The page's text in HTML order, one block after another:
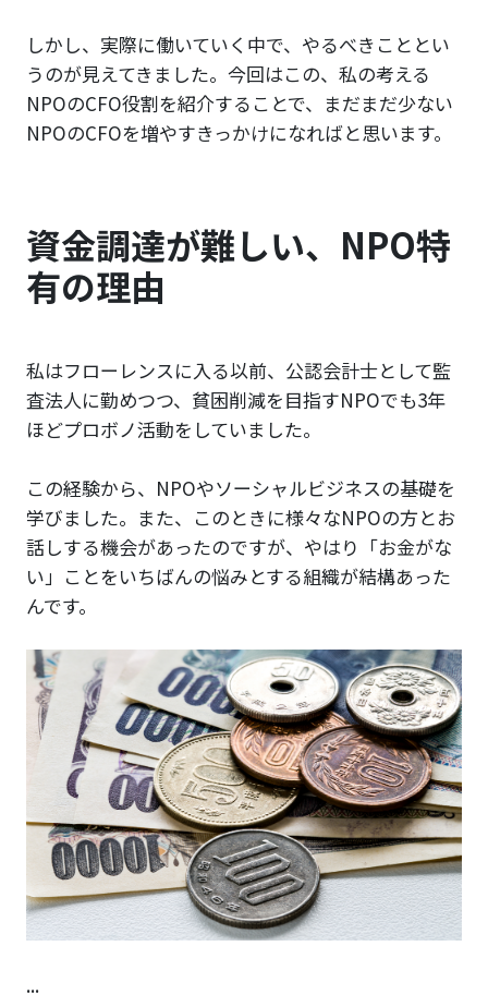
しかし、実際に働いていく中で、やるべきこととい
うのが見えてきました。今回はこの、私の考える
NPOのCFO役割を紹介することで、まだまだ少ない
NPOのCFOを増やすきっかけになればと思います。
資金調達が難しい、NPO特
有の理由
私はフローレンスに入る以前、公認会計士として監
査法人に勤めつつ、貧困削減を目指すNPOでも3年
ほどプロボノ活動をしていました。
この経験から、NPOやソーシャルビジネスの基礎を
学びました。また、このときに様々なNPOの方とお
話しする機会があったのですが、やはり「お金がな
い」ことをいちばんの悩みとする組織が結構あった
んです。
...